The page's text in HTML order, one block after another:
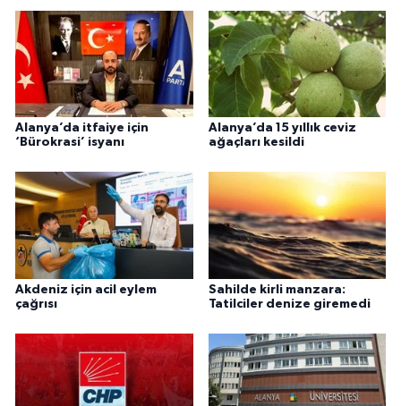
Alanya’da itfaiye için
‘Bürokrasi’ isyanı
Alanya’da 15 yıllık ceviz
ağaçları kesildi
Akdeniz için acil eylem
çağrısı
Sahilde kirli manzara:
Tatilciler denize giremedi